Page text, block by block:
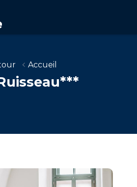
Accueil